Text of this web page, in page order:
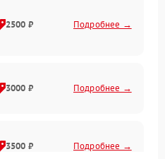
2500 ₽ Подробнее →
3000 ₽ Подробнее →
3500 ₽ Подробнее →